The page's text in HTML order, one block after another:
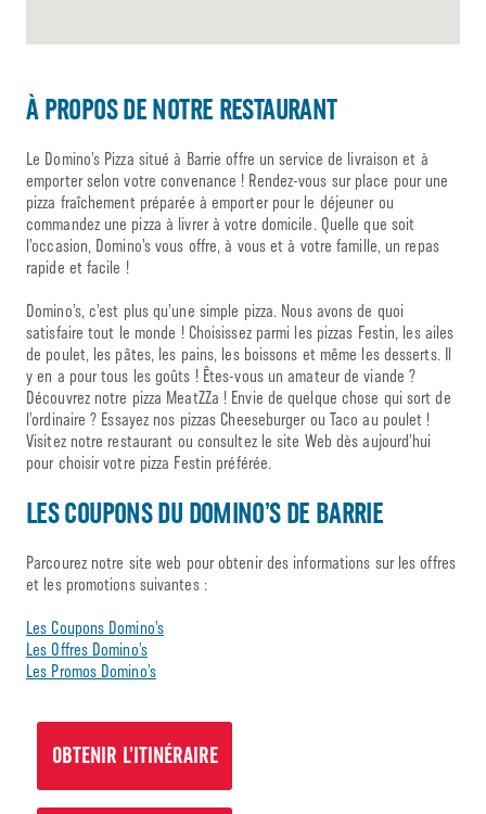
À PROPOS DE NOTRE RESTAURANT
Le Domino’s Pizza situé à Barrie offre un service de livraison et à
emporter selon votre convenance ! Rendez-vous sur place pour une
pizza fraîchement préparée à emporter pour le déjeuner ou
commandez une pizza à livrer à votre domicile. Quelle que soit
l’occasion, Domino’s vous offre, à vous et à votre famille, un repas
rapide et facile !
Domino’s, c’est plus qu’une simple pizza. Nous avons de quoi
satisfaire tout le monde ! Choisissez parmi les pizzas Festin, les ailes
de poulet, les pâtes, les pains, les boissons et même les desserts. Il
y en a pour tous les goûts ! Êtes-vous un amateur de viande ?
Découvrez notre pizza MeatZZa ! Envie de quelque chose qui sort de
l’ordinaire ? Essayez nos pizzas Cheeseburger ou Taco au poulet !
Visitez notre restaurant ou consultez le site Web dès aujourd’hui
pour choisir votre pizza Festin préférée.
LES COUPONS DU DOMINO’S DE BARRIE
Parcourez notre site web pour obtenir des informations sur les offres
et les promotions suivantes :
Les Coupons Domino’s
Les Offres Domino’s
Les Promos Domino’s
OBTENIR L’ITINÉRAIRE